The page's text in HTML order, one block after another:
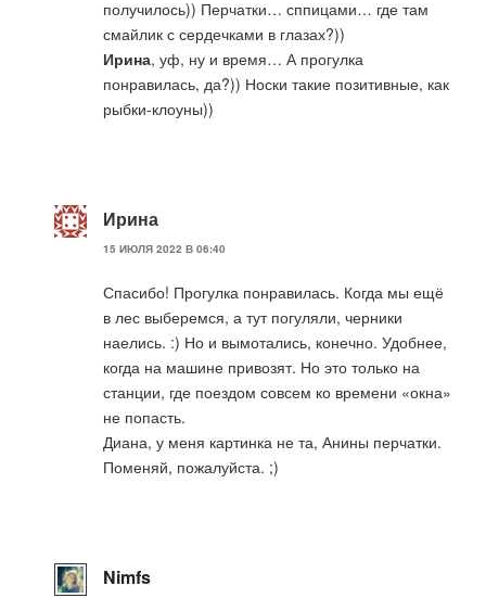
получилось)) Перчатки… сппицами… где там
смайлик с сердечками в глазах?))
Ирина, уф, ну и время… А прогулка
понравилась, да?)) Носки такие позитивные, как
рыбки-клоуны))
Ирина
15 ИЮЛЯ 2022 В 06:40
Спасибо! Прогулка понравилась. Когда мы ещё
в лес выберемся, а тут погуляли, черники
наелись. :) Но и вымотались, конечно. Удобнее,
когда на машине привозят. Но это только на
станции, где поездом совсем ко времени «окна»
не попасть.
Диана, у меня картинка не та, Анины перчатки.
Поменяй, пожалуйста. ;)
Nimfs